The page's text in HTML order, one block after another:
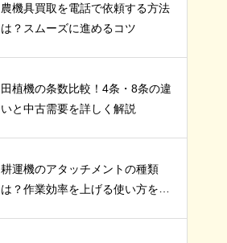
農機具買取を電話で依頼する方法
は？スムーズに進めるコツ
田植機の条数比較！4条・8条の違
いと中古需要を詳しく解説
耕運機のアタッチメントの種類
は？作業効率を上げる使い方を紹